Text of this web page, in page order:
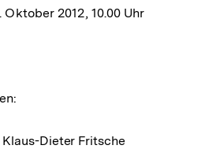
Oktober 2012, 10.00 Uhr
Dieter Fritsche